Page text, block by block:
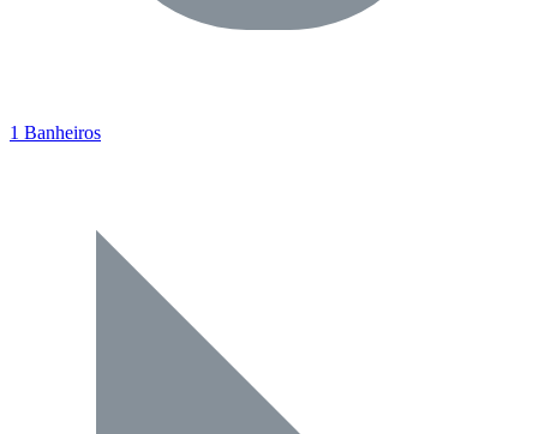
1 Banheiros